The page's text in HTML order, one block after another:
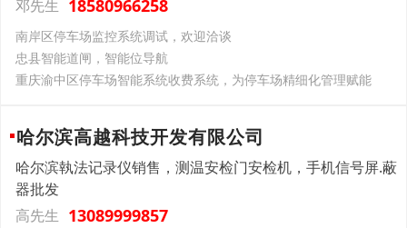
邓先生 18580966258
南岸区停车场监控系统调试，欢迎洽谈
忠县智能道闸，智能位导航
重庆渝中区停车场智能系统收费系统，为停车场精细化管理赋能
哈尔滨高越科技开发有限公司
哈尔滨執法记录仪销售，测温安检门安检机，手机信号屏.蔽
器批发
高先生 13089999857